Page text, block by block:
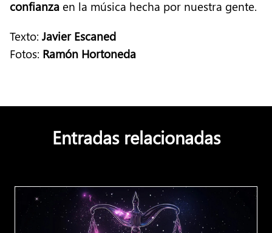
confianza en la música hecha por nuestra gente.
Texto: Javier Escaned
Fotos: Ramón Hortoneda
Entradas relacionadas